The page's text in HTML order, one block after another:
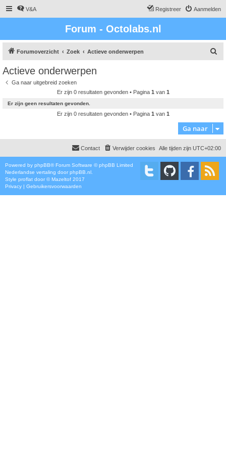
V&A Aanmelden
Registreer
Forum - Octolabs.nl
Forumoverzicht Zoek Actieve onderwerpen
Actieve onderwerpen
Ga naar uitgebreid zoeken
Er zijn 0 resultaten gevonden • Pagina 1 van 1
Er zijn geen resultaten gevonden.
Er zijn 0 resultaten gevonden • Pagina 1 van 1
Ga naar
Alle tijden zijn UTC+02:00
Verwijder cookies
Contact
Powered by phpBB® Forum Software © phpBB Limited
Nederlandse vertaling door phpBB.nl
Style proflat door ©Mazeltof 2017
Privacy | Gebruikersvoorwaarden